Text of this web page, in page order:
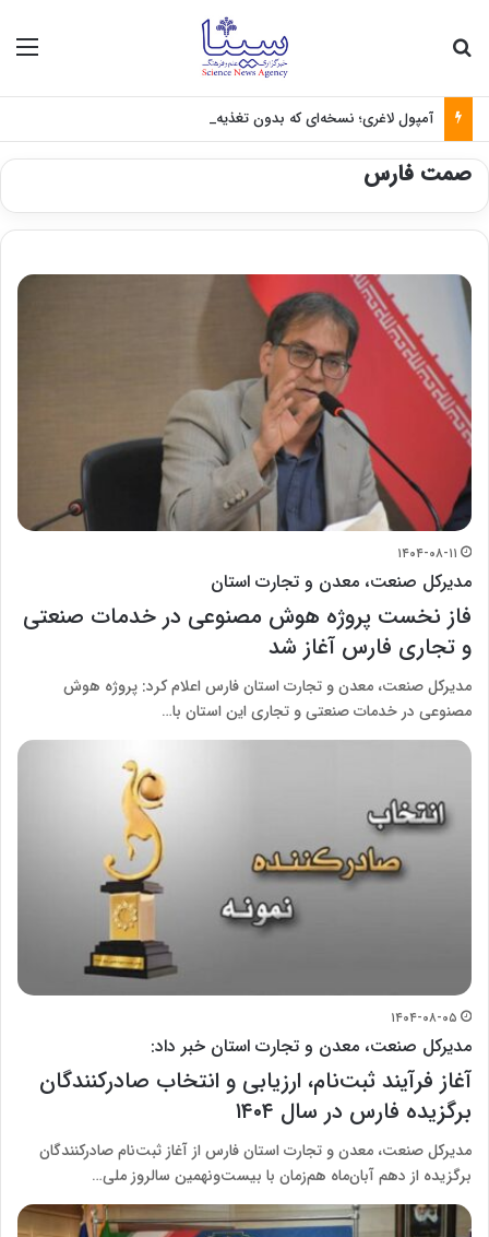
آمپول لاغری؛ نسخه‌ای که بدون تغذیه خطرناک می‌شود
صمت فارس
۱۴۰۴-۰۸-۱۱
مدیرکل صنعت، معدن و تجارت استان
فاز نخست پروژه هوش مصنوعی در خدمات صنعتی
و تجاری فارس آغاز شد
مدیرکل صنعت، معدن و تجارت استان فارس اعلام کرد: پروژه هوش
مصنوعی در خدمات صنعتی و تجاری این استان با…
۱۴۰۴-۰۸-۰۵
مدیرکل صنعت، معدن و تجارت استان خبر داد:
آغاز فرآیند ثبت‌نام، ارزیابی و انتخاب صادرکنندگان
برگزیده فارس در سال ۱۴۰۴
مدیرکل صنعت، معدن و تجارت استان فارس از آغاز ثبت‌نام صادرکنندگان
برگزیده از دهم آبان‌ماه هم‌زمان با بیست‌ونهمین سالروز ملی…